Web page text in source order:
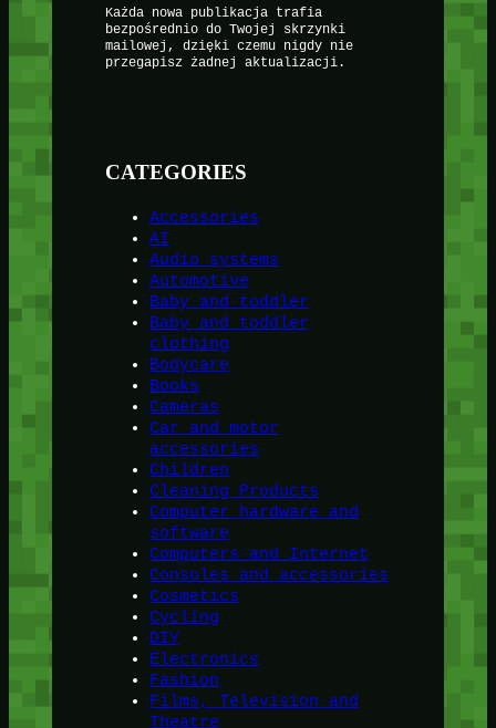
Każda nowa publikacja trafia
bezpośrednio do Twojej skrzynki
mailowej, dzięki czemu nigdy nie
przegapisz żadnej aktualizacji.
CATEGORIES
Accessories
AI
Audio systems
Automotive
Baby and toddler
Baby and toddler
clothing
Bodycare
Books
Cameras
Car and motor
accessories
Children
Cleaning Products
Computer hardware and
software
Computers and Internet
Consoles and accessories
Cosmetics
Cycling
DIY
Electronics
Fashion
Films, Television and
Theatre